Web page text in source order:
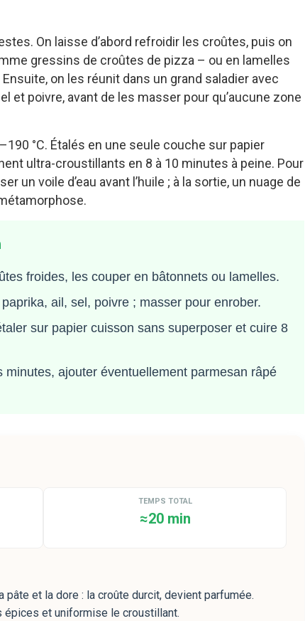
On laisse d’abord refroidir les croûtes, puis on
gressins de croûtes de pizza – ou en lamelles
on les réunit dans un grand saladier avec
et poivre, avant de les masser pour qu’aucune zone
°C. Étalés en une seule couche sur papier
ultra-croustillants en 8 à 10 minutes à peine. Pour
un voile d’eau avant l’huile ; à la sortie, un nuage de
froides, les couper en bâtonnets ou lamelles.
ail, sel, poivre ; masser pour enrober.
sur papier cuisson sans superposer et cuire 8
minutes, ajouter éventuellement parmesan râpé
TEMPS TOTAL
≈20 min
et la dore : la croûte durcit, devient parfumée.
épices et uniformise le croustillant.